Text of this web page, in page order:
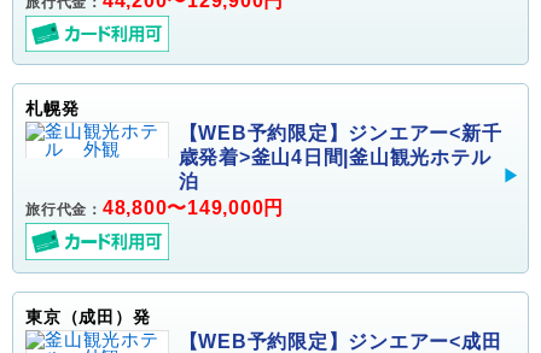
札幌発
【WEB予約限定】ジンエアー<新千
歳発着>釜山4日間|釜山観光ホテル
泊
旅行代金： 48,800〜149,000円
東京（成田）発
【WEB予約限定】ジンエアー<成田